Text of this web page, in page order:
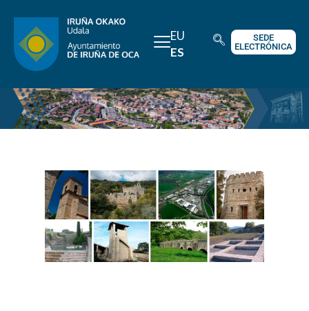
EU
ES
SEDE
ELECTRÓNICA